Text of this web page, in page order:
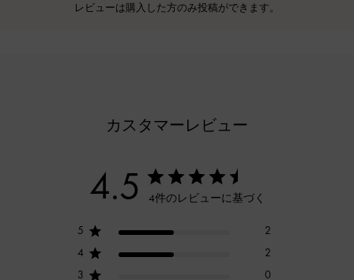
レビューは購入した方のみ投稿ができます。
カスタマーレビュー
4.5 4件のレビューに基づく
5
2
4
2
3
0